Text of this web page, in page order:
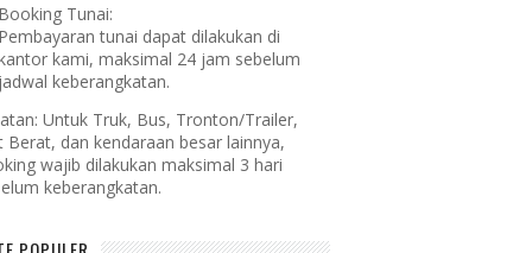
Tunai:
tunai dapat dilakukan di
kami, maksimal 24 jam sebelum
keberangkatan.
Untuk Truk, Bus, Tronton/Trailer,
Berat, dan kendaraan besar lainnya,
wajib dilakukan maksimal 3 hari
keberangkatan.